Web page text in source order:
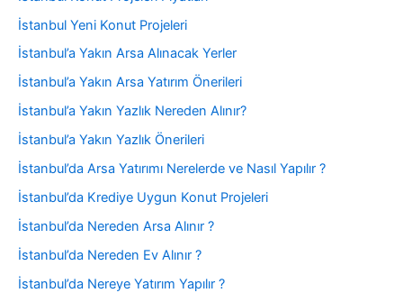
İstanbul Yeni Konut Projeleri
İstanbul’a Yakın Arsa Alınacak Yerler
İstanbul’a Yakın Arsa Yatırım Önerileri
İstanbul’a Yakın Yazlık Nereden Alınır?
İstanbul’a Yakın Yazlık Önerileri
İstanbul’da Arsa Yatırımı Nerelerde ve Nasıl Yapılır ?
İstanbul’da Krediye Uygun Konut Projeleri
İstanbul’da Nereden Arsa Alınır ?
İstanbul’da Nereden Ev Alınır ?
İstanbul’da Nereye Yatırım Yapılır ?